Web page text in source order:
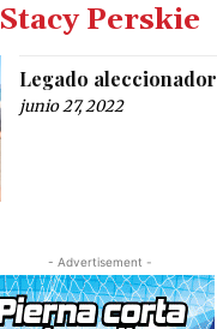
Stacy Perskie
Legado aleccionador
junio 27, 2022
- Advertisement -